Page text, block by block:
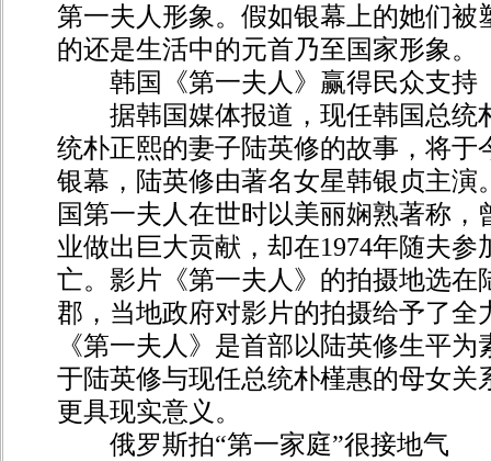
第一夫人形象。假如银幕上的她们被
的还是生活中的元首乃至国家形象。
韩国《第一夫人》赢得民众支持
据韩国媒体报道，现任韩国总统
统朴正熙的妻子陆英修的故事，将于
银幕，陆英修由著名女星韩银贞主演
国第一夫人在世时以美丽娴熟著称，
业做出巨大贡献，却在1974年随夫参
亡。影片《第一夫人》的拍摄地选在
郡，当地政府对影片的拍摄给予了全
《第一夫人》是首部以陆英修生平
于陆英修与现任总统朴槿惠的母女关
更具现实意义。
俄罗斯拍“第一家庭”很接地气